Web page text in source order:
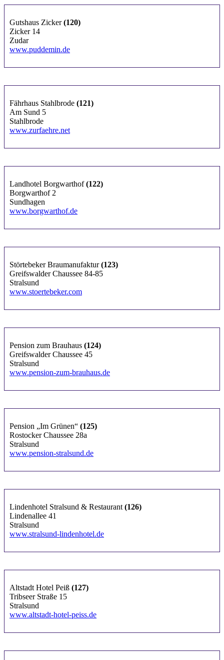
Gutshaus Zicker(120)
Zicker 14
Zudar
www.puddemin.de
Fährhaus Stahlbrode (121)
Am Sund 5
Stahlbrode
www.zurfaehre.net
Landhotel Borgwarthof(122)
Borgwarthof 2
Sundhagen
www.borgwarthof.de
Störtebeker Braumanufaktur(123)
Greifswalder Chaussee 84-85
Stralsund
www.stoertebeker.com
Pension zum Brauhaus (124)
Greifswalder Chaussee 45
Stralsund
www.pension-zum-brauhaus.de
Pension „Im Grünen“ (125)
Rostocker Chaussee 28a
Stralsund
www.pension-stralsund.de
Lindenhotel Stralsund & Restaurant (126)
Lindenallee 41
Stralsund
www.stralsund-lindenhotel.de
Altstadt Hotel Peiß (127)
Tribseer Straße 15
Stralsund
www.altstadt-hotel-peiss.de